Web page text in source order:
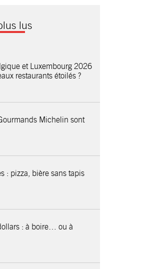
lus
et Luxembourg 2026
restaurants étoilés ?
Michelin sont
: pizza, bière sans tapis
: à boire… ou à